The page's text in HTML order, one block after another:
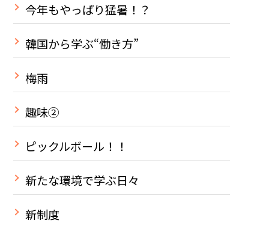
今年もやっぱり猛暑！？
韓国から学ぶ“働き方”
梅雨
趣味②
ピックルボール！！
新たな環境で学ぶ日々
新制度